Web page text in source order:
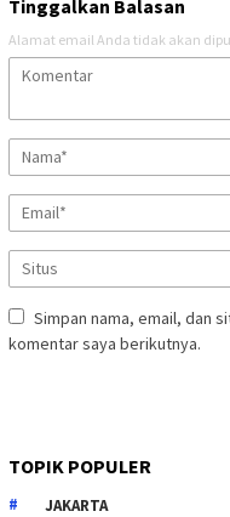
Tinggalkan Balasan
Alamat email Anda tidak akan
Simpan nama, email, dan
komentar saya berikutnya.
TOPIK POPULER
JAKARTA